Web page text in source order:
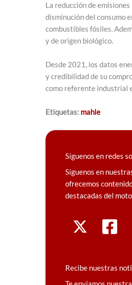
La reducción de
disminución del consumo
combustibles fósiles.
y de origen biológico.
Desde 2021, los datos
y credibilidad de su
como referente industrial
Etiquetas: mahle
Síguenos en redes
Síguenos en
ofrecemos
destacadas del
Recibe nuestras